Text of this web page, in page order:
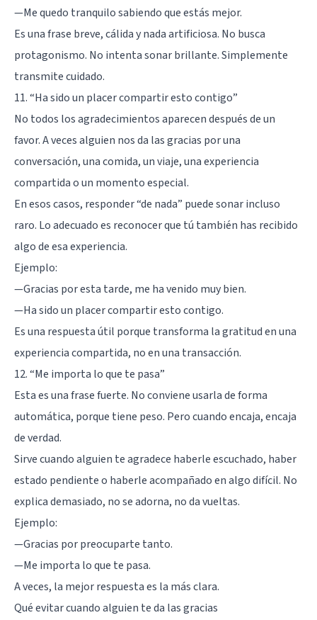
—Me quedo tranquilo sabiendo que estás mejor.
Es una frase breve, cálida y nada artificiosa. No busca
protagonismo. No intenta sonar brillante. Simplemente
transmite cuidado.
11. “Ha sido un placer compartir esto contigo”
No todos los agradecimientos aparecen después de un
favor. A veces alguien nos da las gracias por una
conversación, una comida, un viaje, una experiencia
compartida o un momento especial.
En esos casos, responder “de nada” puede sonar incluso
raro. Lo adecuado es reconocer que tú también has recibido
algo de esa experiencia.
Ejemplo:
—Gracias por esta tarde, me ha venido muy bien.
—Ha sido un placer compartir esto contigo.
Es una respuesta útil porque transforma la gratitud en una
experiencia compartida, no en una transacción.
12. “Me importa lo que te pasa”
Esta es una frase fuerte. No conviene usarla de forma
automática, porque tiene peso. Pero cuando encaja, encaja
de verdad.
Sirve cuando alguien te agradece haberle escuchado, haber
estado pendiente o haberle acompañado en algo difícil. No
explica demasiado, no se adorna, no da vueltas.
Ejemplo:
—Gracias por preocuparte tanto.
—Me importa lo que te pasa.
A veces, la mejor respuesta es la más clara.
Qué evitar cuando alguien te da las gracias